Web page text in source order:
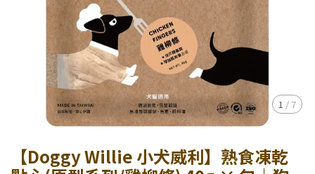
1 / 7
【Doggy Willie 小犬威利】熟食凍乾